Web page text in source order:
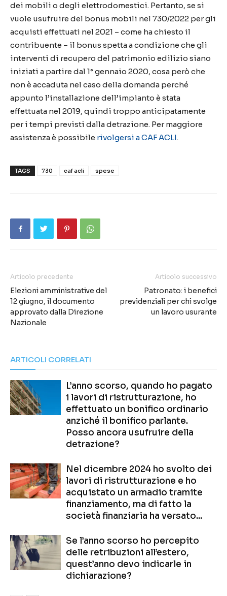
dei mobili o degli elettrodomestici. Pertanto, se si
vuole usufruire del bonus mobili nel 730/2022 per gli
acquisti effettuati nel 2021 – come ha chiesto il
contribuente – il bonus spetta a condizione che gli
interventi di recupero del patrimonio edilizio siano
iniziati a partire dal 1° gennaio 2020, cosa però che
non è accaduta nel caso della domanda perché
appunto l’installazione dell’impianto è stata
effettuata nel 2019, quindi troppo anticipatamente
per i tempi previsti dalla detrazione. Per maggiore
assistenza è possibile rivolgersi a CAF ACLI.
TAGS 730 caf acli spese
Articolo precedente
Elezioni amministrative del
12 giugno, il documento
approvato dalla Direzione
Nazionale
Articolo successivo
Patronato: i benefici
previdenziali per chi svolge
un lavoro usurante
ARTICOLI CORRELATI
L’anno scorso, quando ho pagato
i lavori di ristrutturazione, ho
effettuato un bonifico ordinario
anziché il bonifico parlante.
Posso ancora usufruire della
detrazione?
Nel dicembre 2024 ho svolto dei
lavori di ristrutturazione e ho
acquistato un armadio tramite
finanziamento, ma di fatto la
società finanziaria ha versato...
Se l’anno scorso ho percepito
delle retribuzioni all’estero,
quest’anno devo indicarle in
dichiarazione?